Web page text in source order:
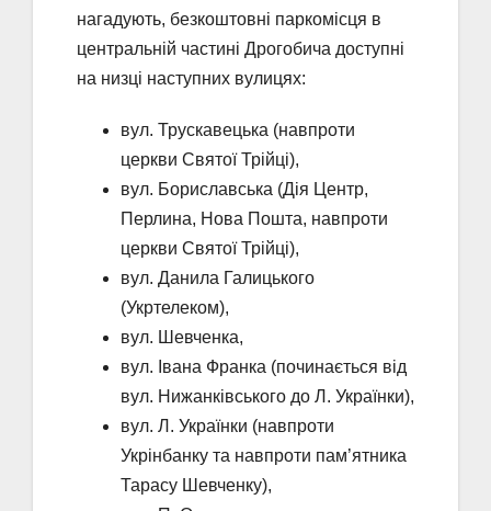
нагадують, безкоштовні паркомісця в
центральній частині Дрогобича доступні
на низці наступних вулицях:
вул. Трускавецька (навпроти
церкви Святої Трійці),
вул. Бориславська (Дія Центр,
Перлина, Нова Пошта, навпроти
церкви Святої Трійці),
вул. Данила Галицького
(Укртелеком),
вул. Шевченка,
вул. Івана Франка (починається від
вул. Нижанківського до Л. Українки),
вул. Л. Українки (навпроти
Укрінбанку та навпроти пам’ятника
Тарасу Шевченку),